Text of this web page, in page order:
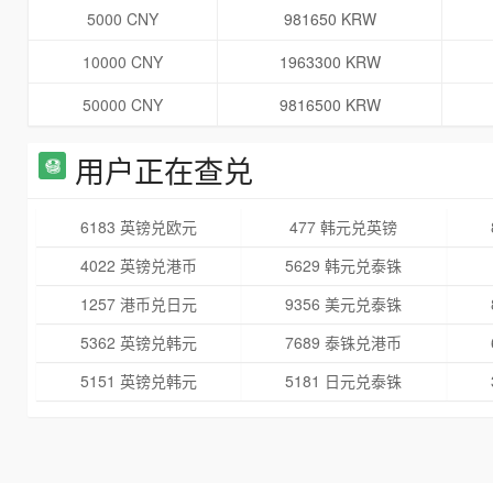
5000 CNY
981650 KRW
10000 CNY
1963300 KRW
50000 CNY
9816500 KRW
用户正在查兑
6183 英镑兑欧元 477 韩元兑英镑
4022 英镑兑港币
5629 韩元兑泰铢
1257 港币兑日元
9356 美元兑泰铢
5362 英镑兑韩元
7689 泰铢兑港币
5151 英镑兑韩元
5181 日元兑泰铢